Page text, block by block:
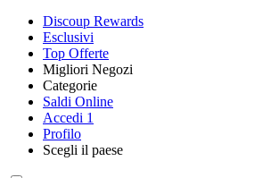
Discoup Rewards
Esclusivi
Top Offerte
Migliori Negozi
SHEIN
Categorie
Elettronica e
Saldi Online
Accedi 1
Profilo
Scegli il paese